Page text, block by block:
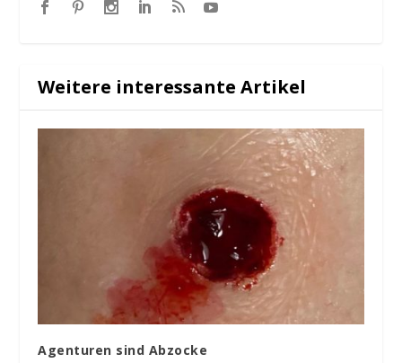
Weitere interessante Artikel
Agenturen sind Abzocke